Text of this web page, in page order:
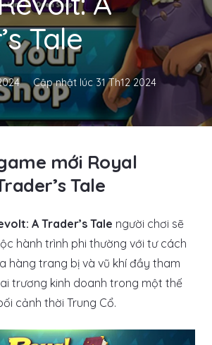
Tale
Cập nhật lúc 31 Th12 2024
mới Royal
Tale
A Trader’s Tale người chơi sẽ
hành trình phi thường với tư cách
hàng trang bị và vũ khí đầy tham
trương kinh doanh trong một thế
cảnh thời Trung Cổ.